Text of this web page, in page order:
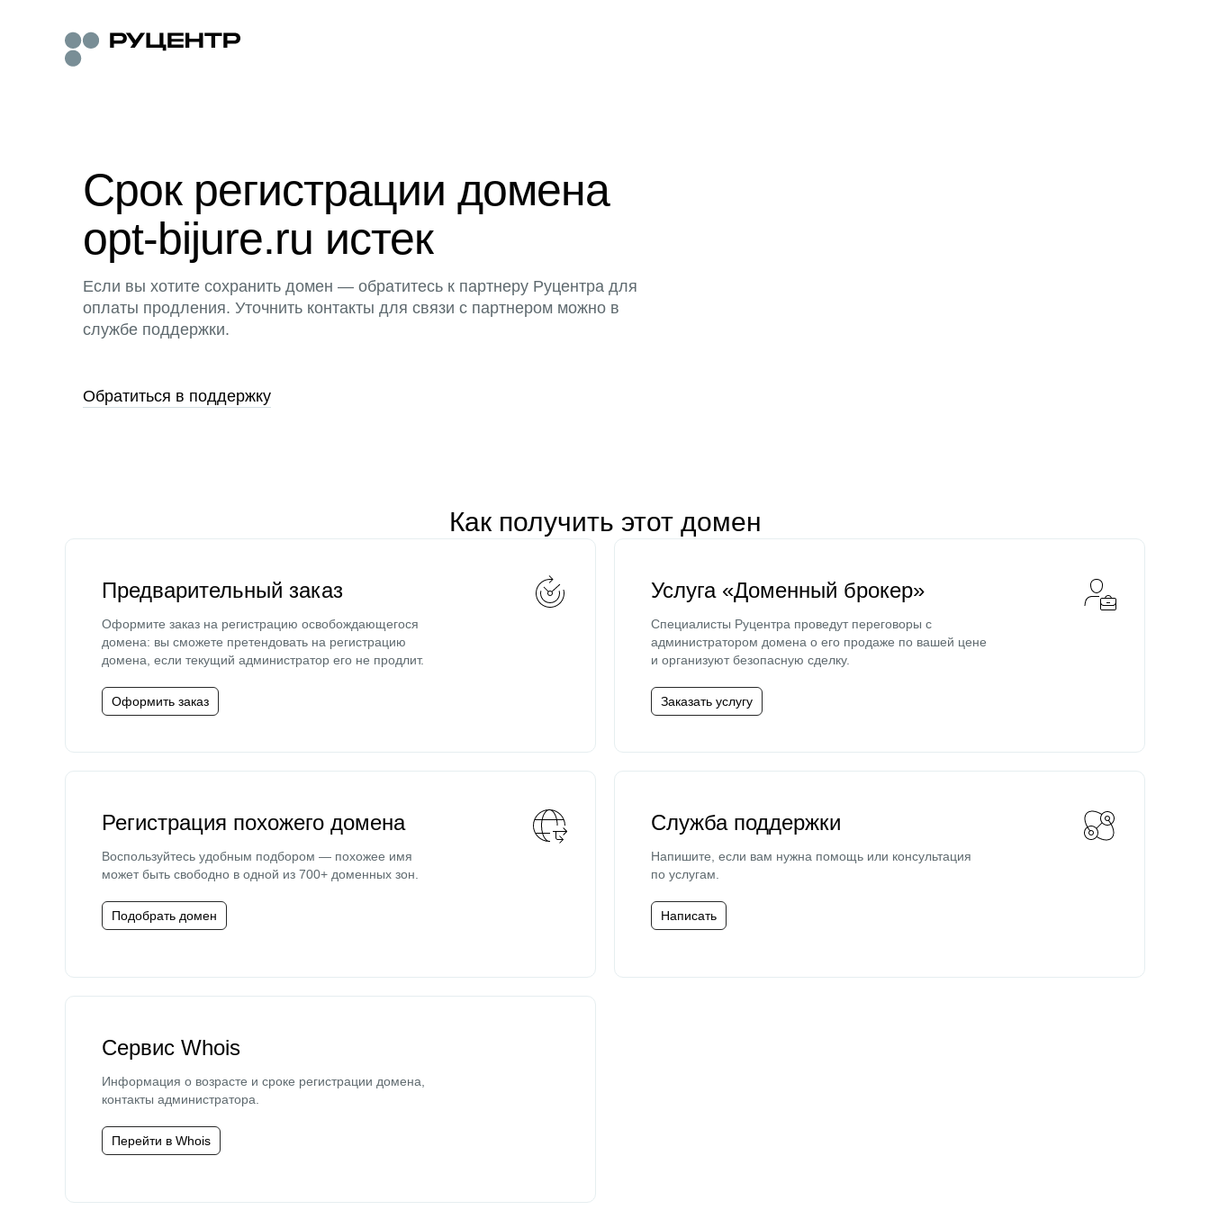
Срок регистрации домена
opt-bijure.ru истек
Если вы хотите сохранить домен — обратитесь к партнеру Руцентра для
оплаты продления. Уточнить контакты для связи с партнером можно в
службе поддержки.
Обратиться в поддержку
Как получить этот домен
Предварительный заказ
Оформите заказ на регистрацию освобождающегося
домена: вы сможете претендовать на регистрацию
домена, если текущий администратор его не продлит.
Оформить заказ
Услуга «Доменный брокер»
Специалисты Руцентра проведут переговоры с
администратором домена о его продаже по вашей цене
и организуют безопасную сделку.
Заказать услугу
Регистрация похожего домена
Воспользуйтесь удобным подбором — похожее имя
может быть свободно в одной из 700+ доменных зон.
Подобрать домен
Служба поддержки
Напишите, если вам нужна помощь или консультация
по услугам.
Написать
Сервис Whois
Информация о возрасте и сроке регистрации домена,
контакты администратора.
Перейти в Whois